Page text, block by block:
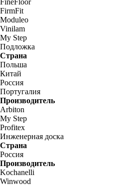
FineFloor
FirmFit
Moduleo
Vinilam
My Step
Подложка
Страна
Польша
Китай
Россия
Португалия
Производитель
Arbiton
My Step
Profitex
Инженерная доска
Страна
Россия
Производитель
Kochanelli
Winwood